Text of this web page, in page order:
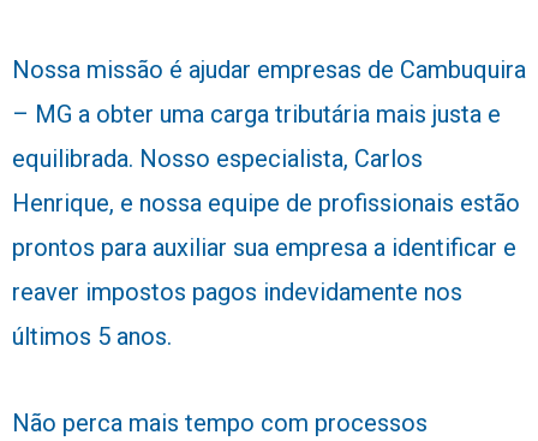
Nossa missão é ajudar empresas de Cambuquira
– MG a obter uma carga tributária mais justa e
equilibrada. Nosso especialista, Carlos
Henrique, e nossa equipe de profissionais estão
prontos para auxiliar sua empresa a identificar e
reaver impostos pagos indevidamente nos
últimos 5 anos.
Não perca mais tempo com processos